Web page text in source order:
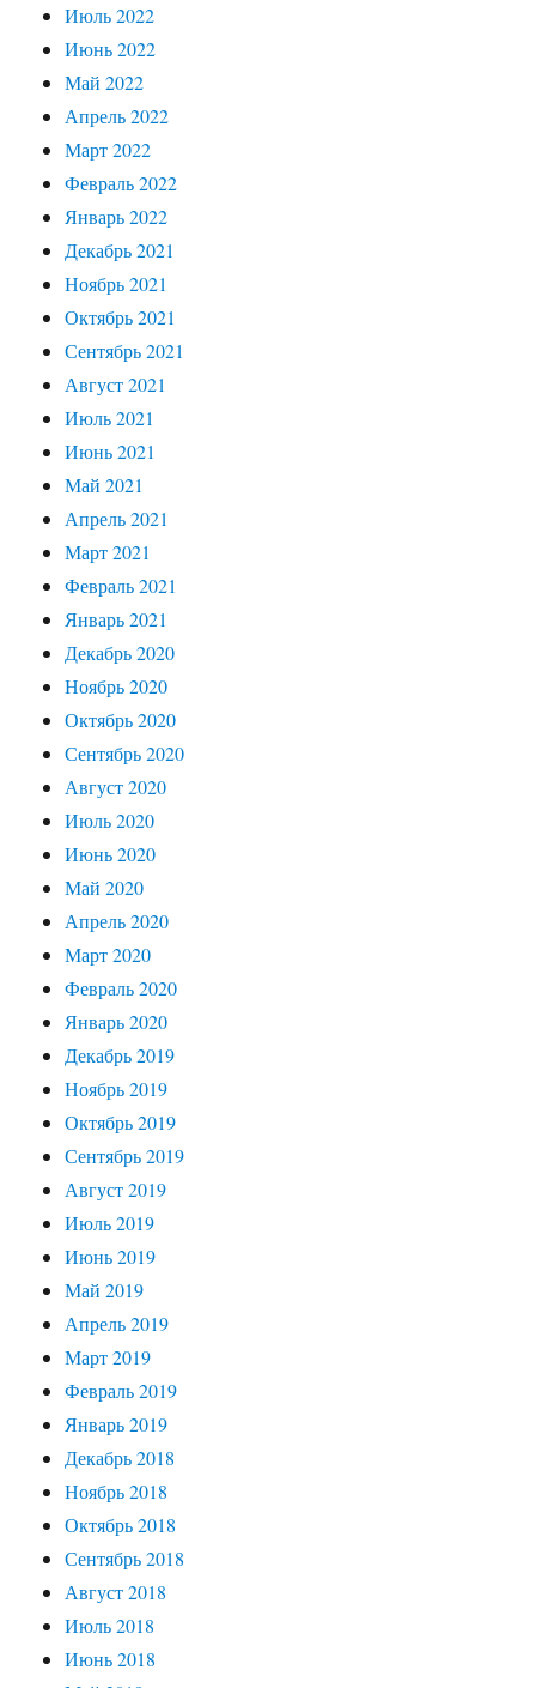
Июль 2022
Июнь 2022
Май 2022
Апрель 2022
Март 2022
Февраль 2022
Январь 2022
Декабрь 2021
Ноябрь 2021
Октябрь 2021
Сентябрь 2021
Август 2021
Июль 2021
Июнь 2021
Май 2021
Апрель 2021
Март 2021
Февраль 2021
Январь 2021
Декабрь 2020
Ноябрь 2020
Октябрь 2020
Сентябрь 2020
Август 2020
Июль 2020
Июнь 2020
Май 2020
Апрель 2020
Март 2020
Февраль 2020
Январь 2020
Декабрь 2019
Ноябрь 2019
Октябрь 2019
Сентябрь 2019
Август 2019
Июль 2019
Июнь 2019
Май 2019
Апрель 2019
Март 2019
Февраль 2019
Январь 2019
Декабрь 2018
Ноябрь 2018
Октябрь 2018
Сентябрь 2018
Август 2018
Июль 2018
Июнь 2018